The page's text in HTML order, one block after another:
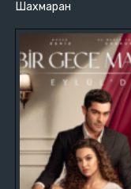
Шахмаран